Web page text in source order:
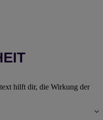
hilft dir, die Wirkung der